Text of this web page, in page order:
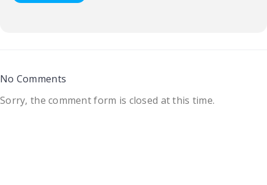
No Comments
Sorry, the comment form is closed at this time.